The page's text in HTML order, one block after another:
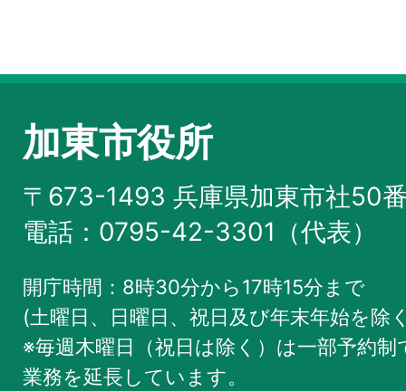
加東市役所
〒673-1493 兵庫県加東市社50
電話：0795-42-3301（代表）
開庁時間：8時30分から17時15分まで
(土曜日、日曜日、祝日及び年末年始を除
※毎週木曜日（祝日は除く）は一部予約
業務を延長しています。